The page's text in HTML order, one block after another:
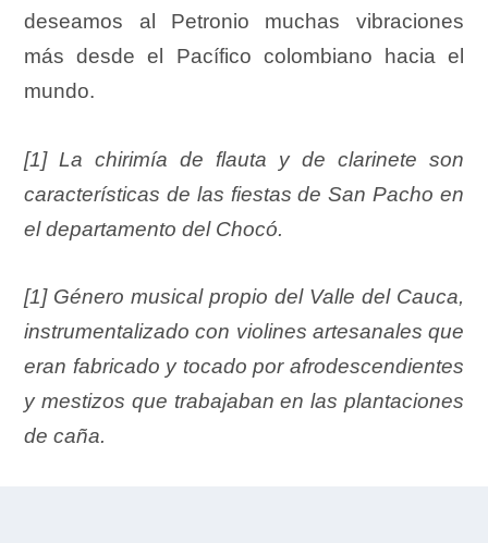
deseamos al Petronio muchas vibraciones
más desde el Pacífico colombiano hacia el
mundo.
[1]La chirimía de flauta y de clarinete son
características de las fiestas de San Pacho en
el departamento del Chocó.
[1]Género musical propio del Valle del Cauca,
instrumentalizado con violines artesanales que
eran fabricado y tocado por afrodescendientes
y mestizos que trabajaban en las plantaciones
de caña.